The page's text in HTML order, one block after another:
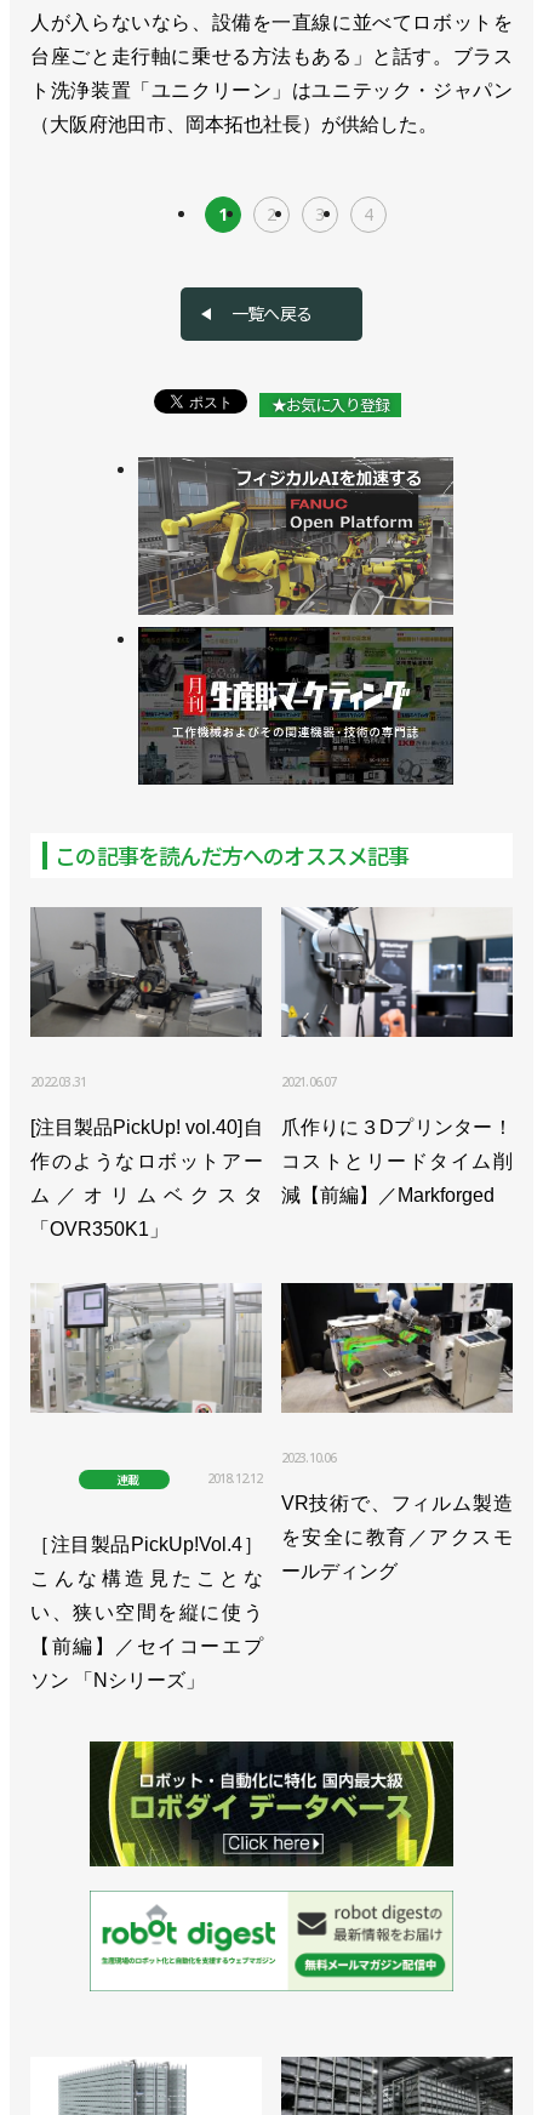
人が入らないなら、設備を一直線に並べてロボットを
台座ごと走行軸に乗せる方法もある」と話す。ブラス
ト洗浄装置「ユニクリーン」はユニテック・ジャパン
（大阪府池田市、岡本拓也社長）が供給した。
1 2 3 4
一覧へ戻る
★お気に入り登録
この記事を読んだ方へのオススメ記事
2022.03.31
[注目製品PickUp! vol.40]自
作のようなロボットアー
ム／オリムベクスタ
「OVR350K1」
2021.06.07
爪作りに３Dプリンター！
コストとリードタイム削
減【前編】／Markforged
連載 2018.12.12
［注目製品PickUp!Vol.4］
こんな構造見たことな
い、狭い空間を縦に使う
【前編】／セイコーエプ
ソン 「Nシリーズ」
2023.10.06
VR技術で、フィルム製造
を安全に教育／アクスモ
ールディング